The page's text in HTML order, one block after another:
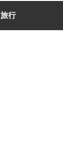
旅行